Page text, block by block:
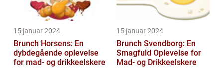
15 januar 2024
Brunch Horsens: En
dybdegående oplevelse
for mad- og drikkeelskere
15 januar 2024
Brunch Svendborg: En
Smagfuld Oplevelse for
Mad- og Drikkeelskere